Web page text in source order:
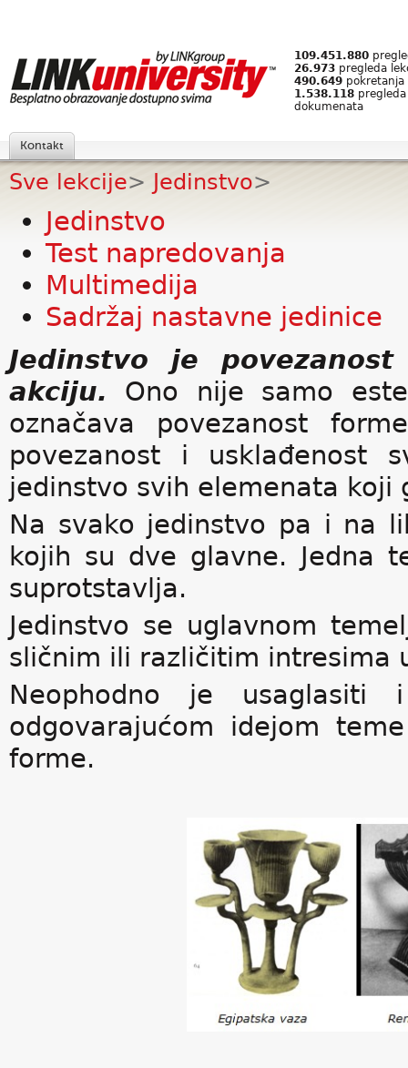
109.451.880
26.973 pregleda
490.649 pokretanja
1.538.118
dokumenata
Kontakt
Sve lekcije> Jedinstvo>
Jedinstvo
Test napredovanja
Multimedija
Sadržaj nastavne jedinice
Jedinstvo je
akciju. Ono nije samo
označava povezanost
povezanost i usklađenost
jedinstvo svih elemenata koji
Na svako jedinstvo pa i na
kojih su dve glavne. Jedna
suprotstavlja.
Jedinstvo se uglavnom
sličnim ili različitim intresima
Neophodno je
odgovarajućom idejom
forme.